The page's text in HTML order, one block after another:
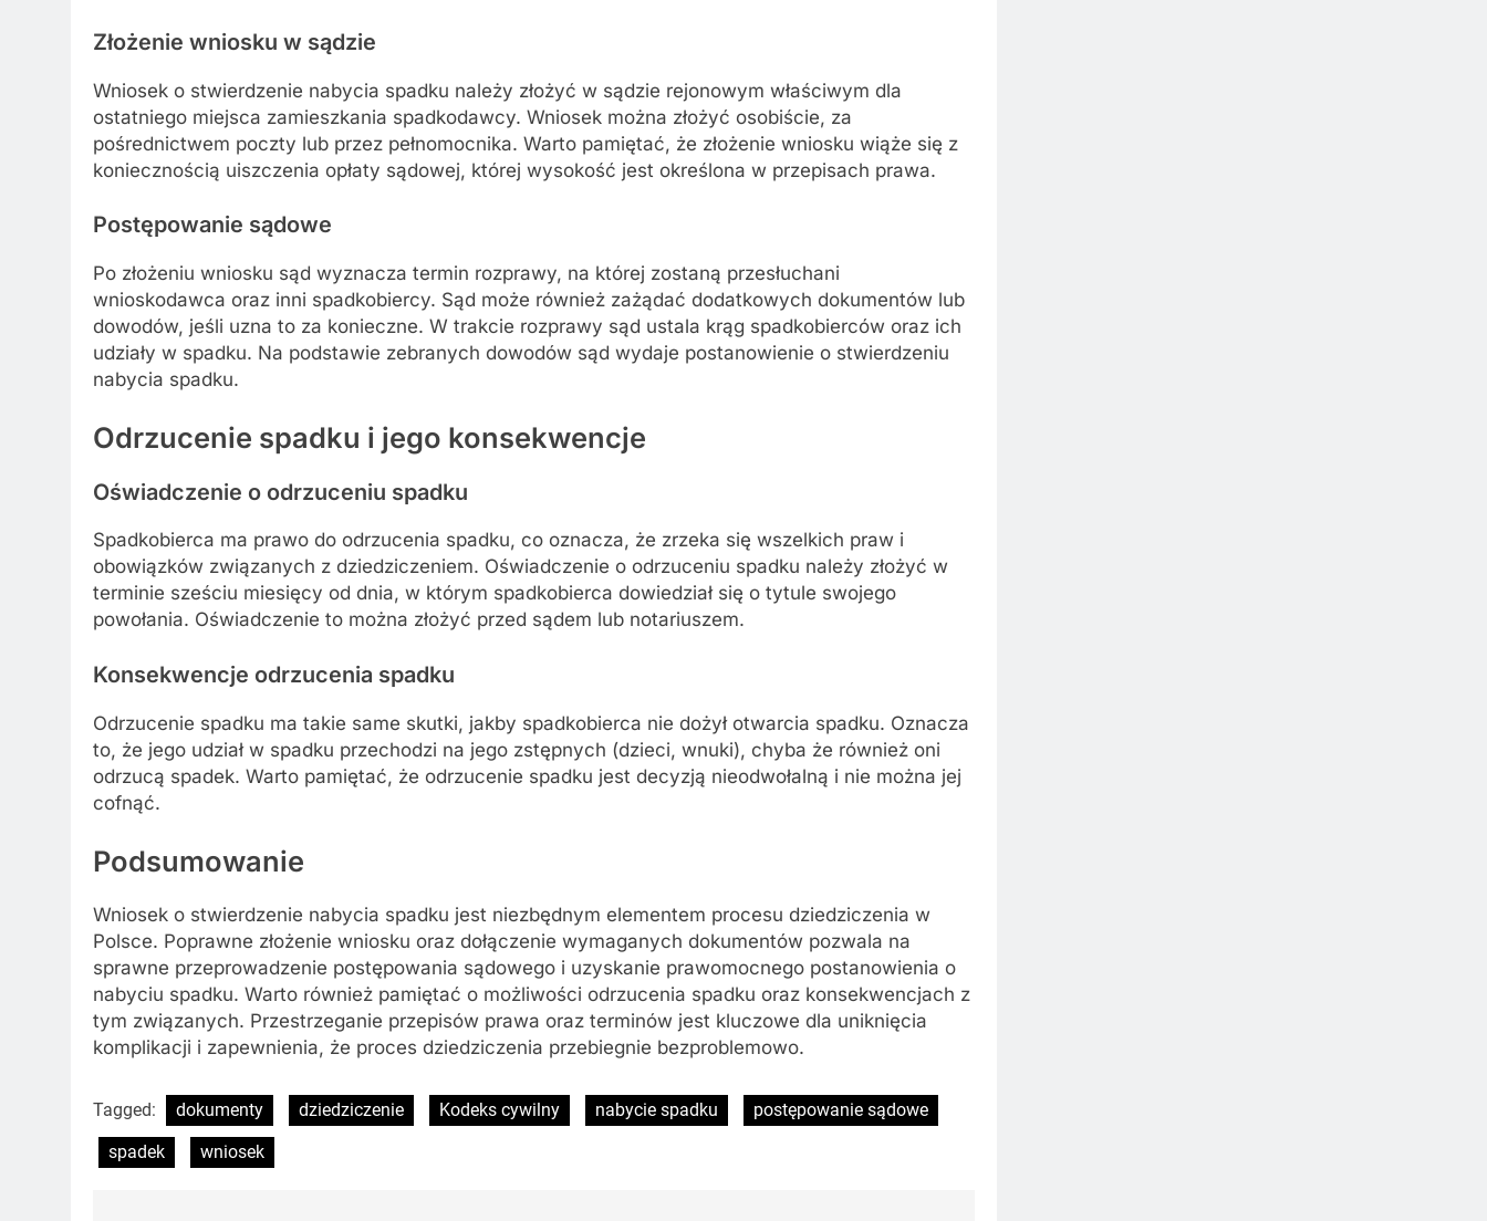
Złożenie wniosku w sądzie
Wniosek o stwierdzenie nabycia spadku należy złożyć w sądzie rejonowym właściwym dla
ostatniego miejsca zamieszkania spadkodawcy. Wniosek można złożyć osobiście, za
pośrednictwem poczty lub przez pełnomocnika. Warto pamiętać, że złożenie wniosku wiąże się z
koniecznością uiszczenia opłaty sądowej, której wysokość jest określona w przepisach prawa.
Postępowanie sądowe
Po złożeniu wniosku sąd wyznacza termin rozprawy, na której zostaną przesłuchani
wnioskodawca oraz inni spadkobiercy. Sąd może również zażądać dodatkowych dokumentów lub
dowodów, jeśli uzna to za konieczne. W trakcie rozprawy sąd ustala krąg spadkobierców oraz ich
udziały w spadku. Na podstawie zebranych dowodów sąd wydaje postanowienie o stwierdzeniu
nabycia spadku.
Odrzucenie spadku i jego konsekwencje
Oświadczenie o odrzuceniu spadku
Spadkobierca ma prawo do odrzucenia spadku, co oznacza, że zrzeka się wszelkich praw i
obowiązków związanych z dziedziczeniem. Oświadczenie o odrzuceniu spadku należy złożyć w
terminie sześciu miesięcy od dnia, w którym spadkobierca dowiedział się o tytule swojego
powołania. Oświadczenie to można złożyć przed sądem lub notariuszem.
Konsekwencje odrzucenia spadku
Odrzucenie spadku ma takie same skutki, jakby spadkobierca nie dożył otwarcia spadku. Oznacza
to, że jego udział w spadku przechodzi na jego zstępnych (dzieci, wnuki), chyba że również oni
odrzucą spadek. Warto pamiętać, że odrzucenie spadku jest decyzją nieodwołalną i nie można jej
cofnąć.
Podsumowanie
Wniosek o stwierdzenie nabycia spadku jest niezbędnym elementem procesu dziedziczenia w
Polsce. Poprawne złożenie wniosku oraz dołączenie wymaganych dokumentów pozwala na
sprawne przeprowadzenie postępowania sądowego i uzyskanie prawomocnego postanowienia o
nabyciu spadku. Warto również pamiętać o możliwości odrzucenia spadku oraz konsekwencjach z
tym związanych. Przestrzeganie przepisów prawa oraz terminów jest kluczowe dla uniknięcia
komplikacji i zapewnienia, że proces dziedziczenia przebiegnie bezproblemowo.
Tagged: dokumenty dziedziczenie Kodeks cywilny nabycie spadku
postępowanie sądowe
spadek
wniosek